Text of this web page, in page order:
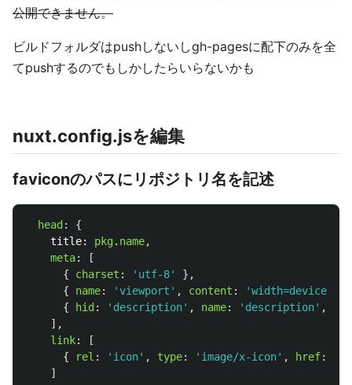
公開できません。
ビルドフォルダはpushしないしgh-pagesに配下のみを全
てpushするのでもしかしたらいらないかも
nuxt.config.jsを編集
faviconのパスにリポジトリ名を記述
head :
{
title: pkg. name,
meta:
[
{
charset : ' utf-8'
},
{
name: ' viewport ' , content : 'width=device-
{
hid : ' description' , name: ' description' ,
],
link:
[
{
rel : ' icon' , type: ' image/x-icon' , href:
]